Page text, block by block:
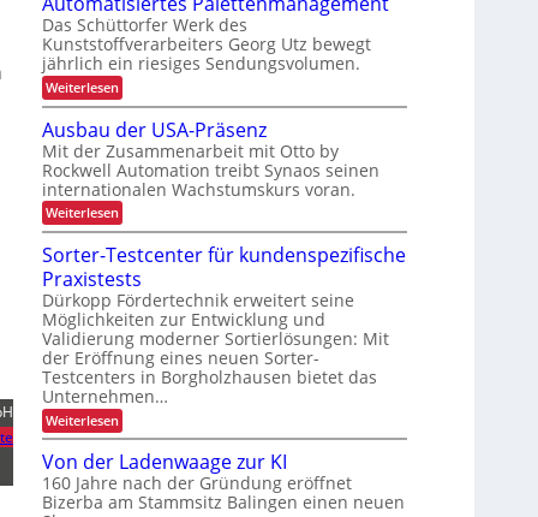
h
e
n
L
a
s
t
e
n
t
a
n
s
p
o
r
t
n
c
h
h
t
u
n
d
G
e
p
ä
c
k
E
-
Z
i
g
a
e
t
t
e
n
o
z
e
s
s
r
c
k
m
e
l
d
u
n
g
q
u
e
n
z
l
i
e
f
e
r
u
n
g
a
n
k
A
i
m
t
e
c
D
C
x
Das Schüttorfer Werk des
Kunststoffverarbeiters Georg Utz bewegt
jährlich ein riesiges Sendungsvolumen.
Weiterlesen:
A
u
t
o
m
a
t
i
s
i
r
t
e
s
P
a
l
e
t
t
e
n
m
a
Ausbau der USA-Präsenz
Mit der Zusammenarbeit mit Otto by
Rockwell Automation treibt Synaos seinen
internationalen Wachstumskurs voran.
Weiterlesen:
A
s
b
a
u
d
e
r
U
S
A
-
r
ä
s
Sorter-Testcenter für kundenspezifische
Praxistests
Dürkopp Fördertechnik erweitert seine
Möglichkeiten zur Entwicklung und
Validierung moderner Sortierlösungen: Mit
der Eröffnung eines neuen Sorter-
Testcenters in Borgholzhausen bietet das
Unternehmen…
Weiterlesen:
S
o
r
e
Von der Ladenwaage zur KI
160 Jahre nach der Gründung eröffnet
Bizerba am Stammsitz Balingen einen neuen